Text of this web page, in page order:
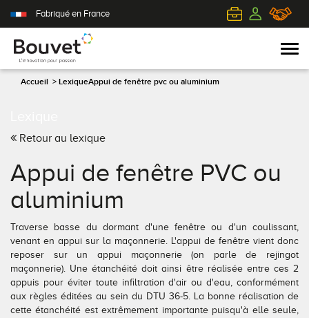
Fabriqué en France
Accueil > LexiqueAppui de fenêtre pvc ou aluminium
Retour au lexique
Appui de fenêtre PVC ou
aluminium
Traverse basse du dormant d'une fenêtre ou d'un coulissant,
venant en appui sur la maçonnerie. L'appui de fenêtre vient donc
reposer sur un appui maçonnerie (on parle de rejingot
maçonnerie). Une étanchéité doit ainsi être réalisée entre ces 2
appuis pour éviter toute infiltration d'air ou d'eau, conformément
aux règles éditées au sein du DTU 36-5. La bonne réalisation de
cette étanchéité est extrêmement importante puisqu'à elle seule,
Aluminium
Bois
Nos portes-fenêtres
Toutes nos fenêtres
Volets coulissants
Tous nos volets
Conseils pour choisir
Demander un devis
PVC
Toutes nos portes d'entrée
Contemporaine
Le client au cœur de nos préoccupations
L'efficience industrielle
Le respect de l'environnement